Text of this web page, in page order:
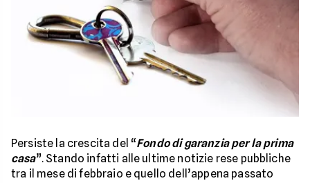
Persiste la crescita del “Fondo di garanzia per la prima
casa”. Stando infatti alle ultime notizie rese pubbliche
tra il mese di febbraio e quello dell’appena passato